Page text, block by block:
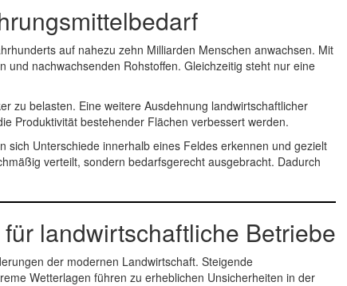
auf nahezu zehn Milliarden Menschen anwachsen. Mit
nachwachsenden Rohstoffen. Gleichzeitig steht nur eine
zu belasten. Eine weitere Ausdehnung landwirtschaftlicher
Produktivität bestehender Flächen verbessert werden.
sich Unterschiede innerhalb eines Feldes erkennen und gezielt
verteilt, sondern bedarfsgerecht ausgebracht. Dadurch
landwirtschaftliche Betriebe
der modernen Landwirtschaft. Steigende
Wetterlagen führen zu erheblichen Unsicherheiten in der